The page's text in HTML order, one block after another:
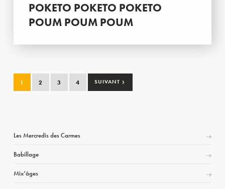
POKETO POKETO POKETO
POUM POUM POUM
1 2 3 4 SUIVANT ›
Les Mercredis des Carmes
Babillage
Mix’âges